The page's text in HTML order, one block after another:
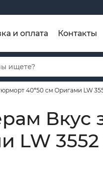
и оплата Контакты
40*50 см Оригами LW
Вкус
LW 3552